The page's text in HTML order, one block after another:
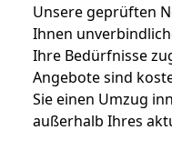
Unsere geprüften
Ihnen
Ihre Bedürfnisse
Angebote sind
Sie einen Umzug
außerhalb Ihres